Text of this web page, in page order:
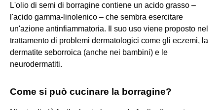
L'olio di semi di borragine contiene un acido grasso –
l'acido gamma-linolenico – che sembra esercitare
un'azione antinfiammatoria. Il suo uso viene proposto nel
trattamento di problemi dermatologici come gli eczemi, la
dermatite seborroica (anche nei bambini) e le
neurodermatiti.
Come si può cucinare la borragine?